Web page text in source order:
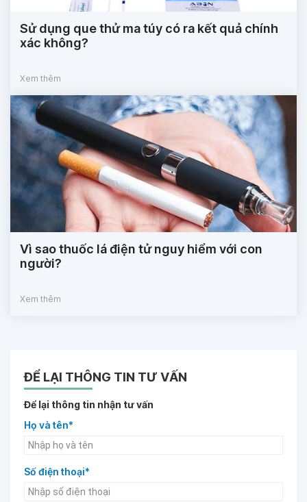
Sử dụng que thử ma túy có ra kết quả chính
xác không?
Xem thêm
Vì sao thuốc lá điện tử nguy hiểm với con
người?
Xem thêm
ĐỂ LẠI THÔNG TIN TƯ VẤN
Để lại thông tin nhận tư vấn
Họ và tên*
Số điện thoại*